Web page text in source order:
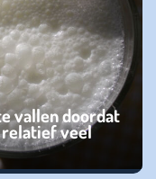
vallen doordat
relatief veel